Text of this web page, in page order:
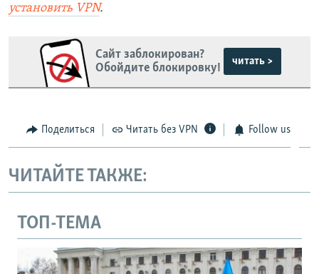
установить VPN.
Сайт заблокирован?
Обойдите блокировку!
читать >
Поделиться Читать без VPN Follow us
ЧИТАЙТЕ ТАКЖЕ:
ТОП-ТЕМА